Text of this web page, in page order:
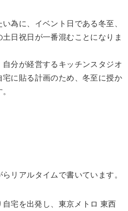
為に、イベント日である冬至、
日祝日が一番混むことになりま
分が経営するキッチンスタジオ
に貼る計画のため、冬至に授か
リアルタイムで書いています。
宅を出発し、東京メトロ 東西